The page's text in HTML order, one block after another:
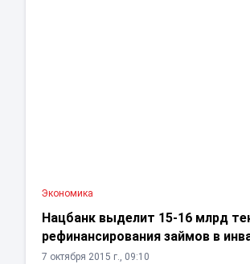
Экономика
Нацбанк выделит 15-16 млрд
рефинансирования займов в
7 октября 2015 г., 09:10